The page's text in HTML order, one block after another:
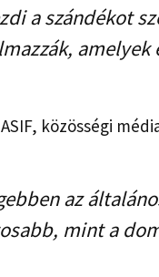
a szándékot
amelyek
ASIF, közösségi
az
mint a